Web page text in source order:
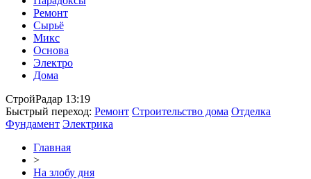
Ремонт
Сырьё
Микс
Основа
Электро
Дома
СтройРадар 13:19
Быстрый переход: Ремонт Строительство дома Отделка
Фундамент Электрика
Главная
>
На злобу дня